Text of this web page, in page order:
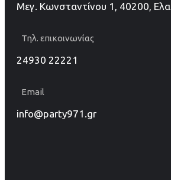
Μεγ. Κωνσταντίνου 1, 40200,
Τηλ. επικοινωνίας
24930 22221
Email
info@party971.gr